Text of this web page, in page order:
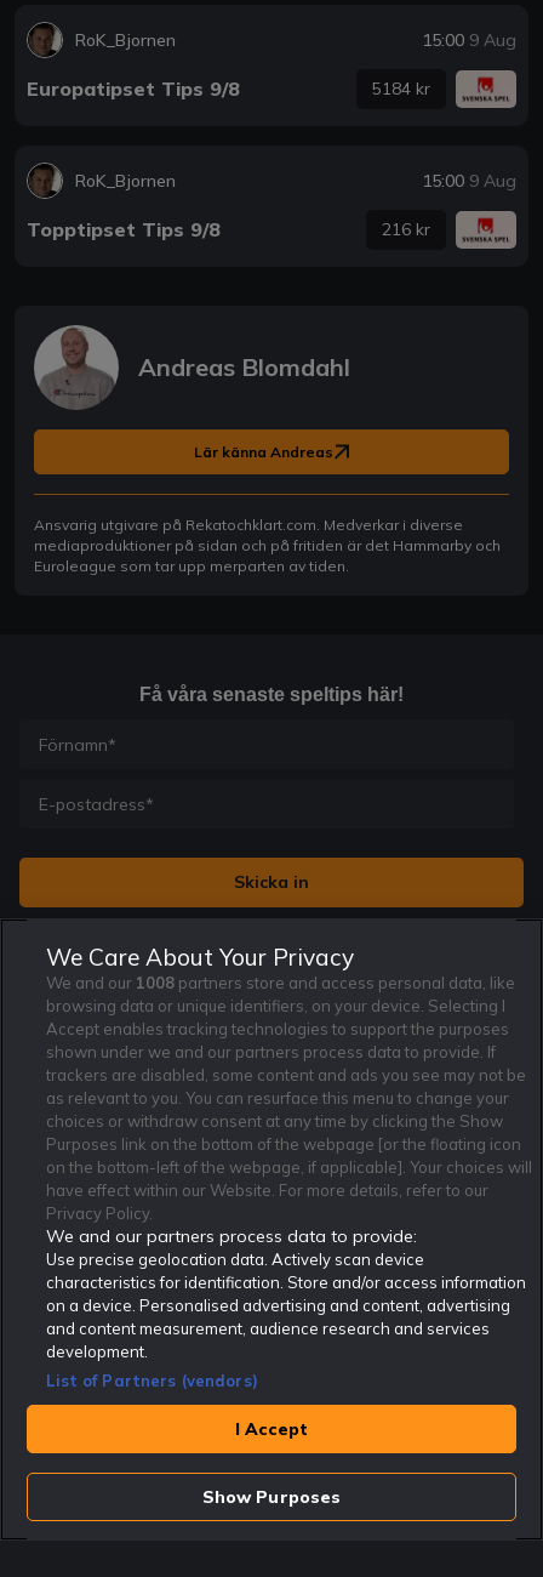
RoK_Bjornen 15:00 9 Aug
Europatipset Tips 9/8 5184 kr
RoK_Bjornen 15:00 9 Aug
Topptipset Tips 9/8 216 kr
Andreas Blomdahl
Lär känna Andreas
Ansvarig utgivare på Rekatochklart.com. Medverkar i diverse
mediaproduktioner på sidan och på fritiden är det Hammarby och
Euroleague som tar upp merparten av tiden.
Få våra senaste speltips här!
Jag vill få nyhetsbrev från Rekatochklart och jag är 18+. Regler
och villkor gäller. *
Rekatochklart.com är Sveriges ledande betting-community. 2017 nominerades
Rekatochklart som en av världens bästa spelinformations-sajter på spelbranschens egen
Oscarsgala EGR Awards.
Rekatochklart är oberoende och ej knutet till något specifikt spelbolag. Här hittar du
speltips, unika insättningsbonusar och erbjudanden från de största och mest seriösa
spelbolagen. En spelbok, spelskola, information om skador och avstängningar samt vårt
populära klotterplank.
Har du några frågor är du välkommen att
kontakta oss
Spela ansvarsfullt. Åldersgränsen för spel är 18+ Har ditt spelande blivit ett
problem? Kontakta stödlinjen på 020-81 91 00. Odds kan ändras. Alla odds var
korrekta vid den tidpunkt de publicerades. Spel utan konto innebär att man
Affiliate Modell
Om Rekatochklart
Kontakta oss
Redaktionen
Ansvarsfullt Spelande
F.A.Q
Nyhetsarkiv
Redaktionell policy
Cookie Policy
Användarvilkor
Integritetspolicy
Rekatochklart shop
We Care About Your Privacy
We and our 1008 partners store and access personal data, like
browsing data or unique identifiers, on your device. Selecting I
Accept enables tracking technologies to support the purposes
shown under we and our partners process data to provide. If
trackers are disabled, some content and ads you see may not be
as relevant to you. You can resurface this menu to change your
choices or withdraw consent at any time by clicking the Show
Purposes link on the bottom of the webpage [or the floating icon
on the bottom-left of the webpage, if applicable]. Your choices will
have effect within our Website. For more details, refer to our
Privacy Policy.
We and our partners process data to provide:
Use precise geolocation data. Actively scan device
characteristics for identification. Store and/or access information
on a device. Personalised advertising and content, advertising
and content measurement, audience research and services
development.
List of Partners (vendors)
I Accept
Show Purposes